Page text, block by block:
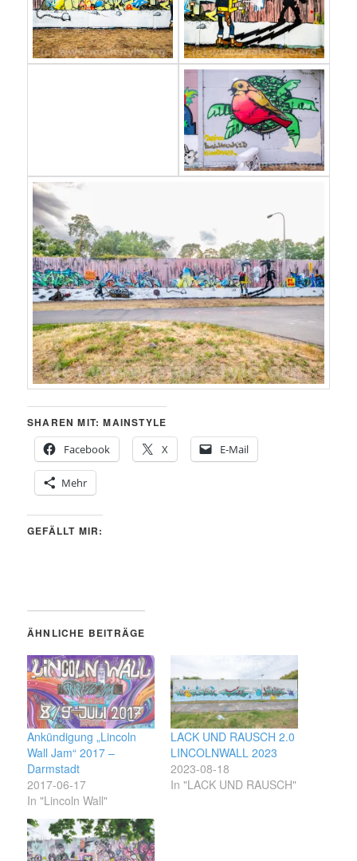
SHAREN MIT: MAINSTYLE
Facebook
X E-Mail
Mehr
GEFÄLLT MIR:
ÄHNLICHE BEITRÄGE
Ankündigung „Lincoln
Wall Jam“ 2017 –
Darmstadt
2017-06-17
In "Lincoln Wall"
LACK UND RAUSCH 2.0
LINCOLNWALL 2023
2023-08-18
In "LACK UND RAUSCH"